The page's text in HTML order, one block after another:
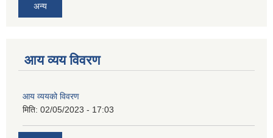
अन्य
आय व्यय विवरण
आय व्ययको विवरण
मिति: 02/05/2023 - 17:03